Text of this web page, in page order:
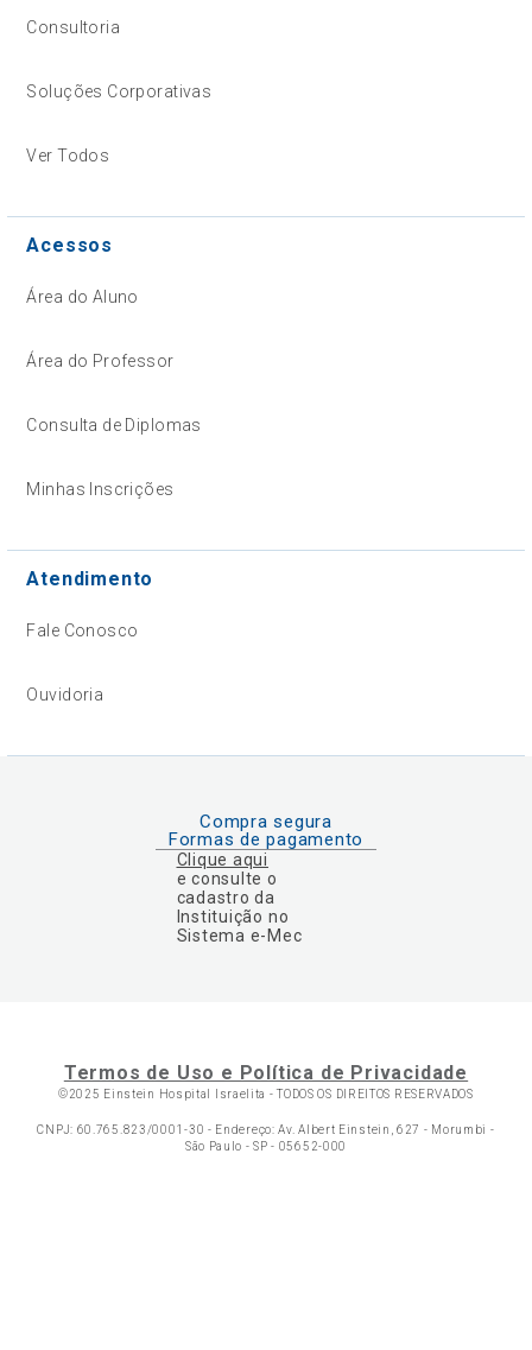
Consultoria
Soluções Corporativas
Ver Todos
Acessos
Área do Aluno
Área do Professor
Consulta de Diplomas
Minhas Inscrições
Atendimento
Fale Conosco
Ouvidoria
Compra segura
Formas de pagamento
Clique aqui
e consulte o
cadastro da
Instituição no
Sistema e-Mec
Termos de Uso e Política de Privacidade
©2025 Einstein Hospital Israelita -TODOS OS DIREITOS RESERVADOS
CNPJ: 60.765.823/0001-30 - Endereço: Av. Albert Einstein, 627 - Morumbi -
São Paulo - SP - 05652-000